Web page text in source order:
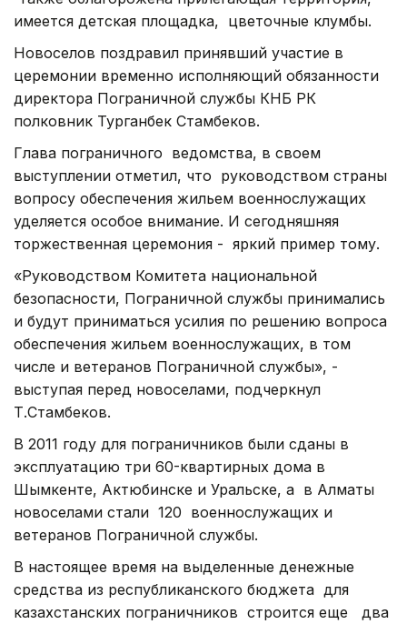
имеется детская площадка, цветочные клумбы.
Новоселов поздравил принявший участие в
церемонии временно исполняющий обязанности
директора Пограничной службы КНБ РК
полковник Турганбек Стамбеков.
Глава пограничного ведомства, в своем
выступлении отметил, что руководством страны
вопросу обеспечения жильем военнослужащих
уделяется особое внимание. И сегодняшняя
торжественная церемония - яркий пример тому.
«Руководством Комитета национальной
безопасности, Пограничной службы принимались
и будут приниматься усилия по решению вопроса
обеспечения жильем военнослужащих, в том
числе и ветеранов Пограничной службы», -
выступая перед новоселами, подчеркнул
Т.Стамбеков.
В 2011 году для пограничников были сданы в
эксплуатацию три 60-квартирных дома в
Шымкенте, Актюбинске и Уральске, а в Алматы
новоселами стали 120 военнослужащих и
ветеранов Пограничной службы.
В настоящее время на выделенные денежные
средства из республиканского бюджета для
казахстанских пограничников строится еще два